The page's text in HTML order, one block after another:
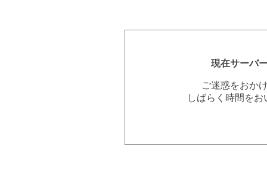
現在サーバ
ご迷惑をおか
しばらく時間を